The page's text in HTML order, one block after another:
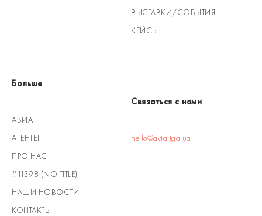
ВЫСТАВКИ/СОБЫТИЯ
КЕЙСЫ
Больше
АВИА
АГЕНТЫ
ПРО НАС
#11398 (NO TITLE)
НАШИ НОВОСТИ
КОНТАКТЫ
Связаться с нами
hello@avialiga.ua